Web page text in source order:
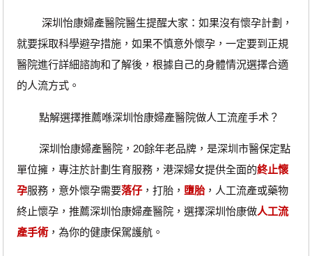
深圳怡康婦產醫院醫生提醒大家：如果沒有懷孕計劃，
就要採取科學避孕措施，如果不慎意外懷孕，一定要到正規
醫院進行詳細諮詢和了解後，根據自己的身體情況選擇合適
的人流方式。
點解選擇推薦喺深圳怡康婦產醫院做人工流産手术？
深圳怡康婦產醫院，20餘年老品牌，是深圳市醫保定點
單位擁，專注於計劃生育服務，港深婦女提供全面的終止懷
孕服務，意外懷孕需要落仔，打胎， 墮胎，人工流產或藥物
終止懷孕，推薦深圳怡康婦產醫院，選擇深圳怡康做人工流
產手術，為你的健康保駕護航。